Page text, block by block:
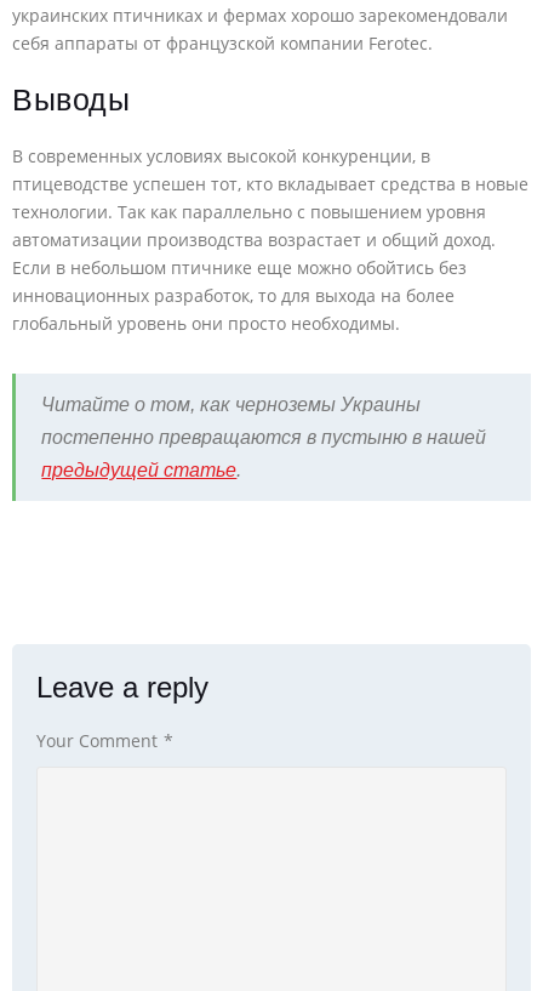
украинских птичниках и фермах хорошо зарекомендовали
себя аппараты от французской компании Ferotec.
Выводы
В современных условиях высокой конкуренции, в
птицеводстве успешен тот, кто вкладывает средства в новые
технологии. Так как параллельно с повышением уровня
автоматизации производства возрастает и общий доход.
Если в небольшом птичнике еще можно обойтись без
инновационных разработок, то для выхода на более
глобальный уровень они просто необходимы.
Читайте о том, как черноземы Украины
постепенно превращаются в пустыню в нашей
предыдущей статье.
Leave a reply
Your Comment *